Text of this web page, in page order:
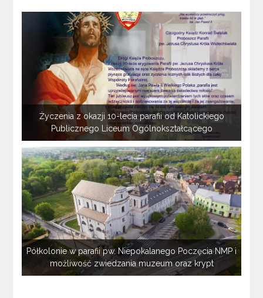
Życzenia z okazji 10-lecia parafii od Katolickiego
Publicznego Liceum Ogólnokształcącego
Półkolonie w parafii pw. Niepokalanego Poczęcia NMP i
możliwość zwiedzania muzeum oraz krypt